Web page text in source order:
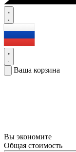
Ваша корзина
Вы экономите
Общая стоимость